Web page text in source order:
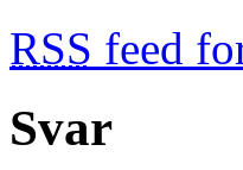
RSS feed
Svar